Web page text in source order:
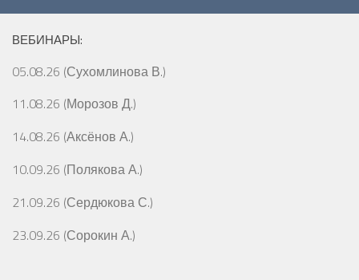
ВЕБИНАРЫ:
05.08.26 (Сухомлинова В.)
11.08.26 (Морозов Д.)
14.08.26 (Аксёнов А.)
10.09.26 (Полякова А.)
21.09.26 (Сердюкова С.)
23.09.26 (Сорокин А.)